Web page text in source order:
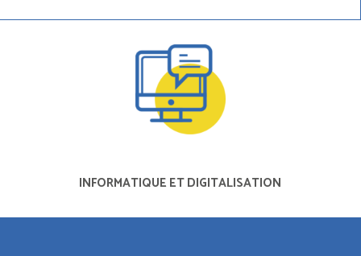
INFORMATIQUE ET DIGITALISATION